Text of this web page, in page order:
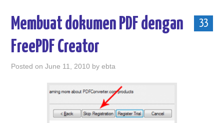
33
Membuat dokumen PDF dengan
FreePDF Creator
Posted onJune 11, 2010 byebta